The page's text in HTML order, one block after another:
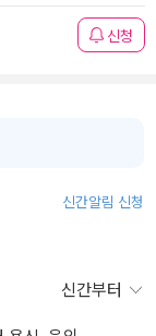
신청
신간알림 신청
신간부터